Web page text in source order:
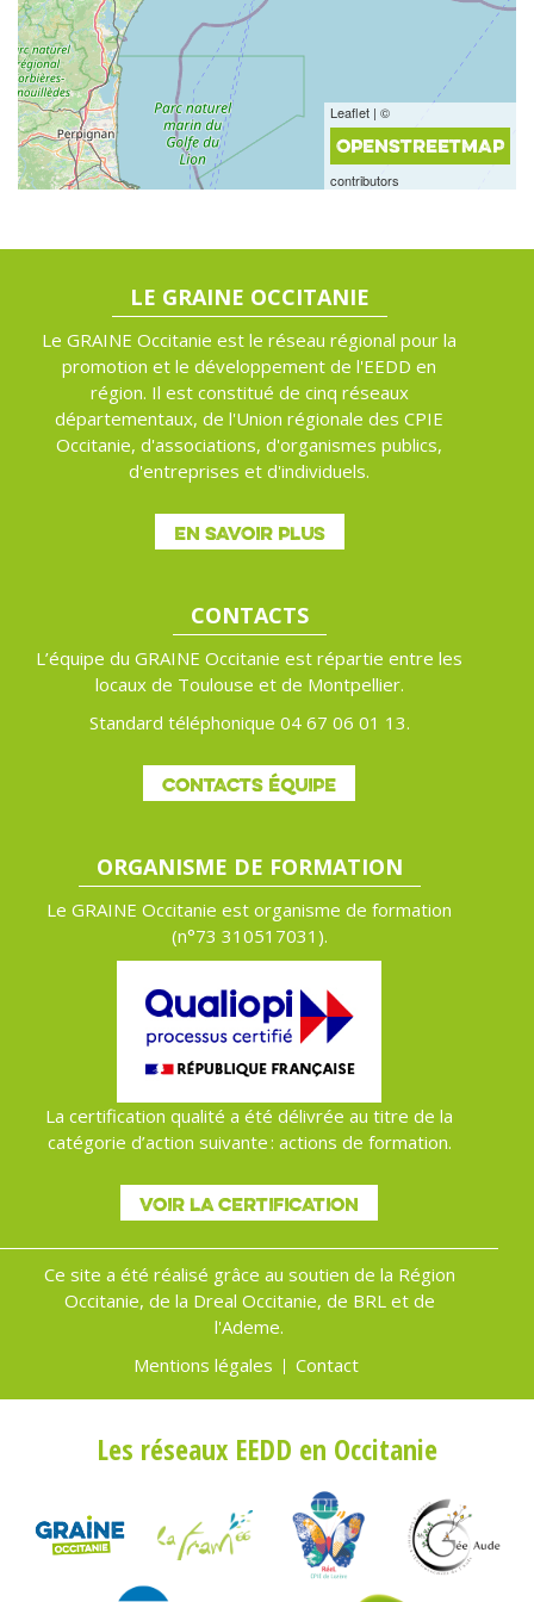
Leaflet | ©
OPENSTREETMAP
contributors
LE GRAINE OCCITANIE
Le GRAINE Occitanie est le réseau régional pour la
promotion et le développement de l'EEDD en
région. Il est constitué de cinq réseaux
départementaux, de l'Union régionale des CPIE
Occitanie, d'associations, d'organismes publics,
d'entreprises et d'individuels.
EN SAVOIR PLUS
CONTACTS
L’équipe du GRAINE Occitanie est répartie entre les
locaux de Toulouse et de Montpellier.
Standard téléphonique 04 67 06 01 13.
CONTACTS ÉQUIPE
ORGANISME DE FORMATION
Le GRAINE Occitanie est organisme de formation
(n°73 310517031).
La certification qualité a été délivrée au titre de la
catégorie d’action suivante : actions de formation.
VOIR LA CERTIFICATION
Ce site a été réalisé grâce au soutien de la Région
Occitanie, de la Dreal Occitanie, de BRL et de
l'Ademe.
Menu
Mentions légales Contact
Les réseaux EEDD en Occitanie